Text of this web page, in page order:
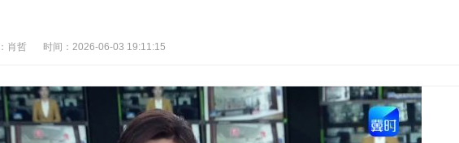
肖哲 时间： 2026-06-03 19:11:15